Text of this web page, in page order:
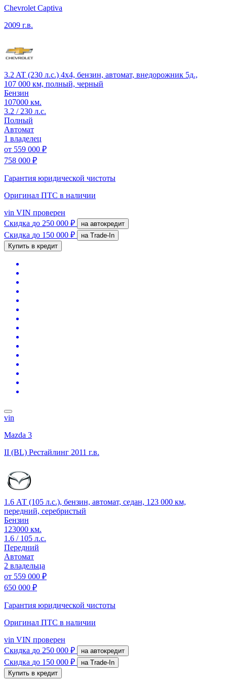
Chevrolet Captiva
2009 г.в.
3.2 AT (230 л.с.) 4x4, бензин, автомат, внедорожник 5д.,
107 000 км, полный, черный
Бензин
107000 км.
3.2 / 230 л.с.
Полный
Автомат
1 владелец
от 559 000 ₽
758 000 ₽
Гарантия юридической чистоты
Оригинал ПТС в наличии
vin VIN проверен
Скидка до 250 000 ₽ на автокредит
Скидка до 150 000 ₽
на Trade-In
Купить в кредит
vin
Mazda 3
II (BL) Рестайлинг 2011 г.в.
1.6 АТ (105 л.с.), бензин, автомат, седан, 123 000 км,
передний, серебристый
Бензин
123000 км.
1.6 / 105 л.с.
Передний
Автомат
2 владельца
от 559 000 ₽
650 000 ₽
Гарантия юридической чистоты
Оригинал ПТС в наличии
vin VIN проверен
Скидка до 250 000 ₽ на автокредит
Скидка до 150 000 ₽
на Trade-In
Купить в кредит